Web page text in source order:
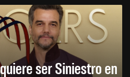
ser Siniestro en